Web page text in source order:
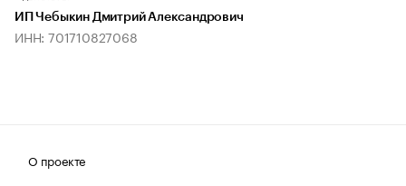
ИП Чебыкин Дмитрий Александрович
ИНН: 701710827068
О проекте